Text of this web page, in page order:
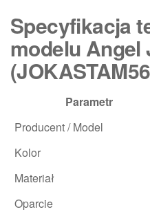
Specyfikacja
modelu Angel
Parametr
Producent / Model
Kolor
Materiał
Oparcie